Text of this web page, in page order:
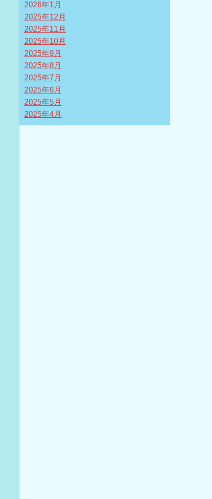
2026年1月
2025年12月
2025年11月
2025年10月
2025年9月
2025年8月
2025年7月
2025年6月
2025年5月
2025年4月